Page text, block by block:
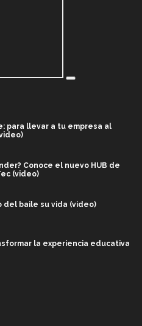
para llevar a tu empresa al
Conoce el nuevo HUB de
(video)
del baile su vida (video)
la experiencia educativa